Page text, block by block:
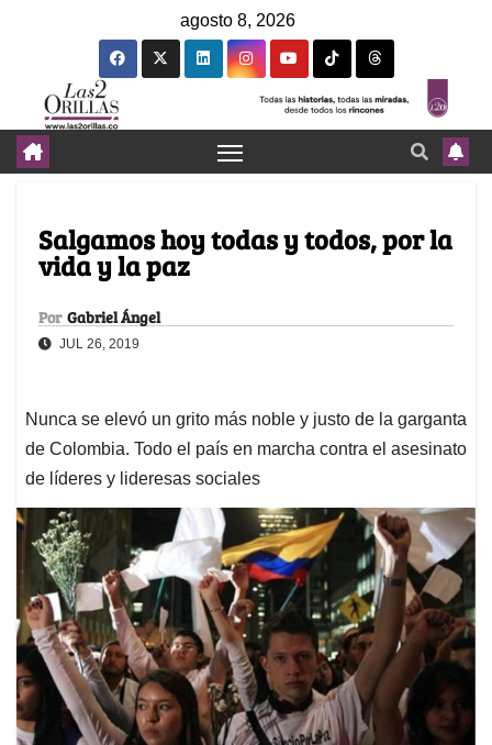
agosto 8, 2026
Salgamos hoy todas y todos, por la
vida y la paz
Por Gabriel Ángel
JUL 26, 2019
Nunca se elevó un grito más noble y justo de la garganta
de Colombia. Todo el país en marcha contra el asesinato
de líderes y lideresas sociales